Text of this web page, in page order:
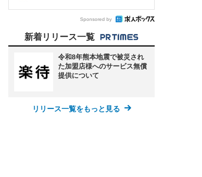
Sponsored by
新着リリース一覧
令和8年熊本地震で被災され
た加盟店様へのサービス無償
提供について
リリース一覧をもっと見る